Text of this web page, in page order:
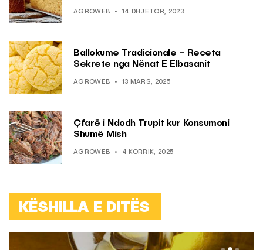
AGROWEB 14 DHJETOR, 2023
Ballokume Tradicionale – Receta
Sekrete nga Nënat E Elbasanit
AGROWEB 13 MARS, 2025
Çfarë i Ndodh Trupit kur Konsumoni
Shumë Mish
AGROWEB 4 KORRIK, 2025
KËSHILLA E DITËS